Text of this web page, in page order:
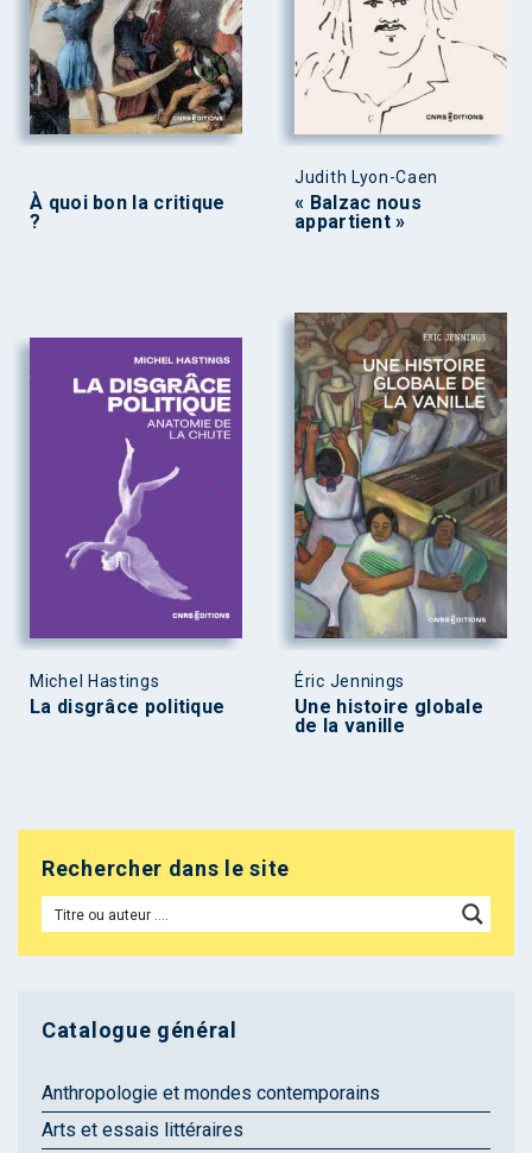
À quoi bon la critique
?
Judith Lyon-Caen
« Balzac nous
appartient »
Michel Hastings
La disgrâce politique
Éric Jennings
Une histoire globale
de la vanille
Rechercher dans le site
Catalogue général
Anthropologie et mondes contemporains
Arts et essais littéraires